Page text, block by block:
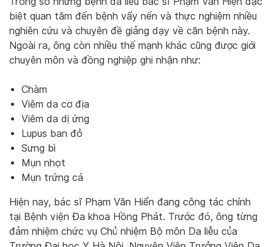
biệt quan tâm đến bệnh vẩy nến và thực nghiệm nhiều
nghiên cứu và chuyên đề giảng dạy về căn bệnh này.
Ngoài ra, ông còn nhiều thế mạnh khác cũng được giới
chuyên môn và đồng nghiệp ghi nhận như:
Chàm
Viêm da cơ địa
Viêm da dị ứng
Lupus ban đỏ
Sưng bì
Mụn nhọt
Mụn trứng cá
Hiện nay, bác sĩ Phạm Văn Hiển đang công tác chính
tại Bệnh viện Đa khoa Hồng Phát. Trước đó, ông từng
đảm nhiệm chức vụ Chủ nhiệm Bộ môn Da liễu của